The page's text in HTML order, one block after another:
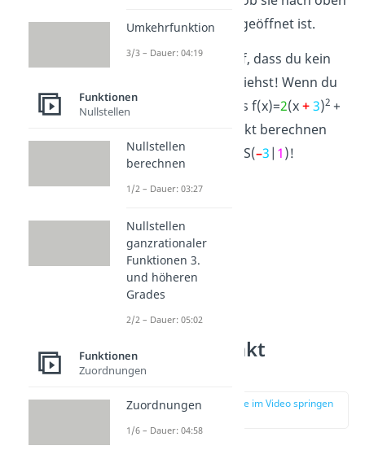
oder nach unten geöffnet ist.
Achtung:Pass auf, dass du kein
übersiehst! Wenn du
beispielsweise aus f(x)=2(x+3)2 +
den Scheitelpunkt berechnen
willst, erhältst du S(–3| 1)!
Scheitelpunkt
berechnen
zur Stelle im Video springen
Umkehrfunktion
3/3 – Dauer: 04:19
Funktionen
Nullstellen
Nullstellen
berechnen
1/2 – Dauer: 03:27
Nullstellen
ganzrationaler
Funktionen 3.
und höheren
Grades
2/2 – Dauer: 05:02
Funktionen
Zuordnungen
Zuordnungen
1/6 – Dauer: 04:58